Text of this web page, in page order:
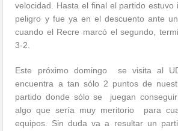
velocidad. Hasta el final el partido estuvo
peligro y fue ya en el descuento ante
cuando el Recre marcó el segundo,
3-2.
Este próximo domingo se visita al
encuentra a tan sólo 2 puntos de
partido donde sólo se juegan
algo que sería muy meritorio para
equipos. Sin duda va a resultar un